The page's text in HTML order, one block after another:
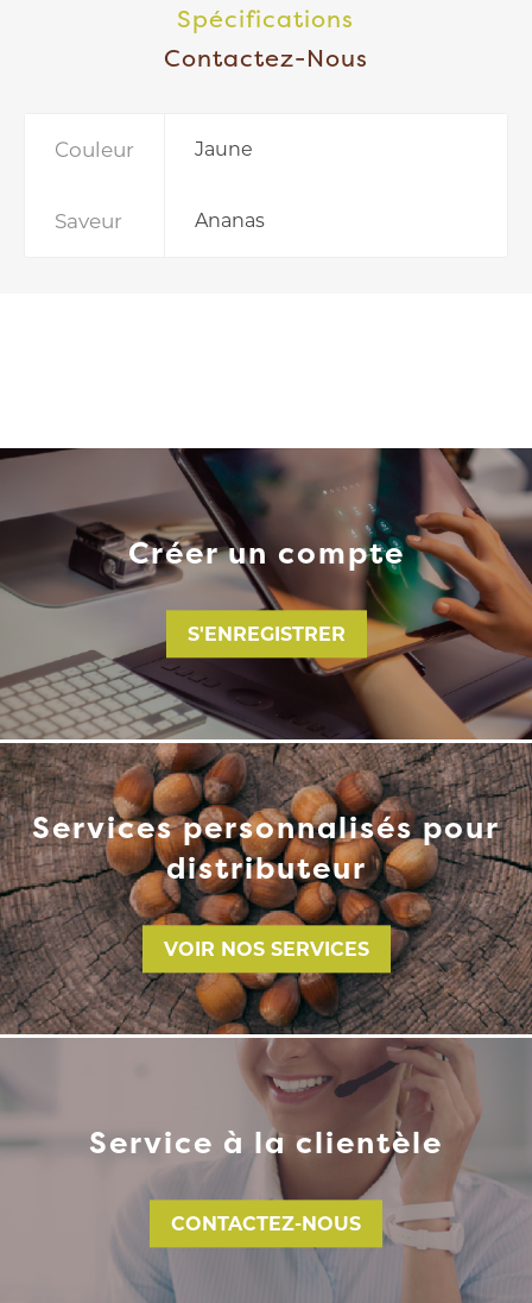
Spécifications
Contactez-Nous
Couleur Jaune
Saveur Ananas
Créer un compte
S'ENREGISTRER
Services personnalisés pour
distributeur
VOIR NOS SERVICES
Service à la clientèle
CONTACTEZ-NOUS